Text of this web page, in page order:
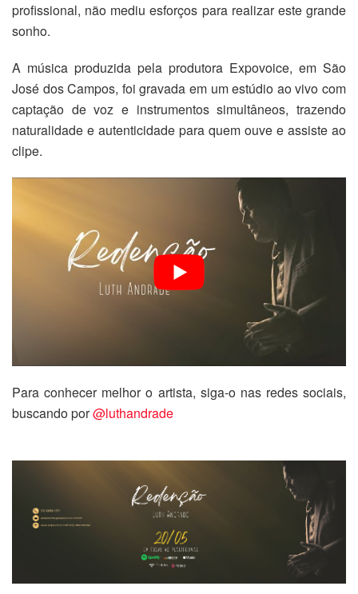
profissional, não mediu esforços para realizar este grande
sonho.
A música produzida pela produtora Expovoice, em São
José dos Campos, foi gravada em um estúdio ao vivo com
captação de voz e instrumentos simultâneos, trazendo
naturalidade e autenticidade para quem ouve e assiste ao
clipe.
Para conhecer melhor o artista, siga-o nas redes sociais,
buscando por@luthandrade